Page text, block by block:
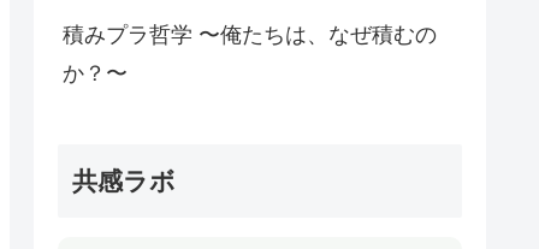
積みプラ哲学 〜俺たちは、なぜ積むの
か？〜
共感ラボ